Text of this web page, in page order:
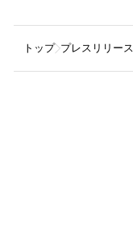
トップ プレスリリース